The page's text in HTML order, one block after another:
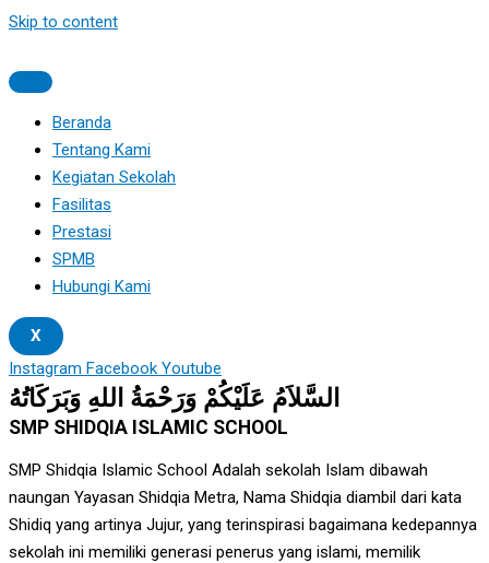
Skip to content
Beranda
Tentang Kami
Kegiatan Sekolah
Fasilitas
Prestasi
SPMB
Hubungi Kami
X
Instagram Facebook Youtube
السَّلاَمُ عَلَيْكُمْ وَرَحْمَةُ اللهِ وَبَرَكَاتُهُ
SMP SHIDQIA ISLAMIC SCHOOL
SMP Shidqia Islamic School Adalah sekolah Islam dibawah
naungan Yayasan Shidqia Metra, Nama Shidqia diambil dari kata
Shidiq yang artinya Jujur, yang terinspirasi bagaimana kedepannya
sekolah ini memiliki generasi penerus yang islami, memilik